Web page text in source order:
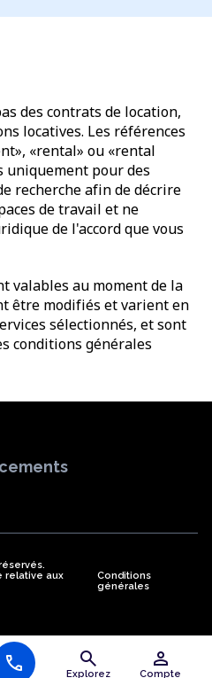
call search
Explorez
person
Compte
des contrats de location,
locatives. Les références
«rental» ou «rental
uniquement pour des
recherche afin de décrire
de travail et ne
de l'accord que vous
valables au moment de la
être modifiés et varient en
sélectionnés, et sont
conditions générales
BUREAUX
relative aux
Conditions
générales